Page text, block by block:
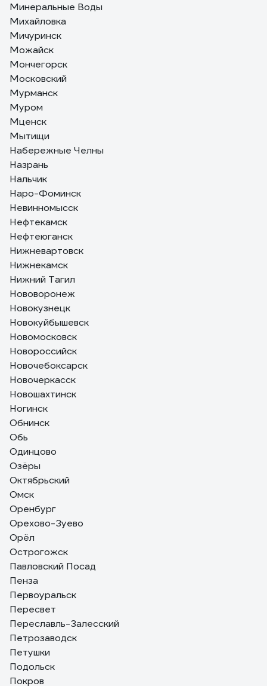
Минеральные Воды
Михайловка
Мичуринск
Можайск
Мончегорск
Московский
Мурманск
Муром
Мценск
Мытищи
Набережные Челны
Назрань
Нальчик
Наро-Фоминск
Невинномысск
Нефтекамск
Нефтеюганск
Нижневартовск
Нижнекамск
Нижний Тагил
Нововоронеж
Новокузнецк
Новокуйбышевск
Новомосковск
Новороссийск
Новочебоксарск
Новочеркасск
Новошахтинск
Ногинск
Обнинск
Обь
Одинцово
Озёры
Октябрьский
Омск
Оренбург
Орехово-Зуево
Орёл
Острогожск
Павловский Посад
Пенза
Первоуральск
Пересвет
Переславль-Залесский
Петрозаводск
Петушки
Подольск
Покров